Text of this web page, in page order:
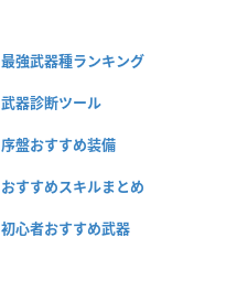
最強武器種ランキング
武器診断ツール
序盤おすすめ装備
おすすめスキルまとめ
初心者おすすめ武器